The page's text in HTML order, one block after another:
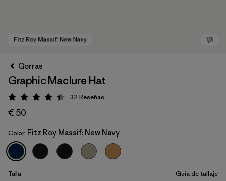
Fitz Roy Massif: New Navy
Gorras
Graphic Maclure Hat
Puntuación: 4.4 / 5
32 Reseñas
€ 50
Color Fitz Roy Massif: New Navy
Talla Guía de tallaje